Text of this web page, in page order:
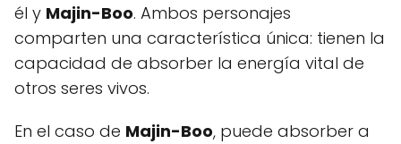
él y Majin-Boo. Ambos personajes
comparten una característica única: tienen la
capacidad de absorber la energía vital de
otros seres vivos.
En el caso de Majin-Boo, puede absorber a